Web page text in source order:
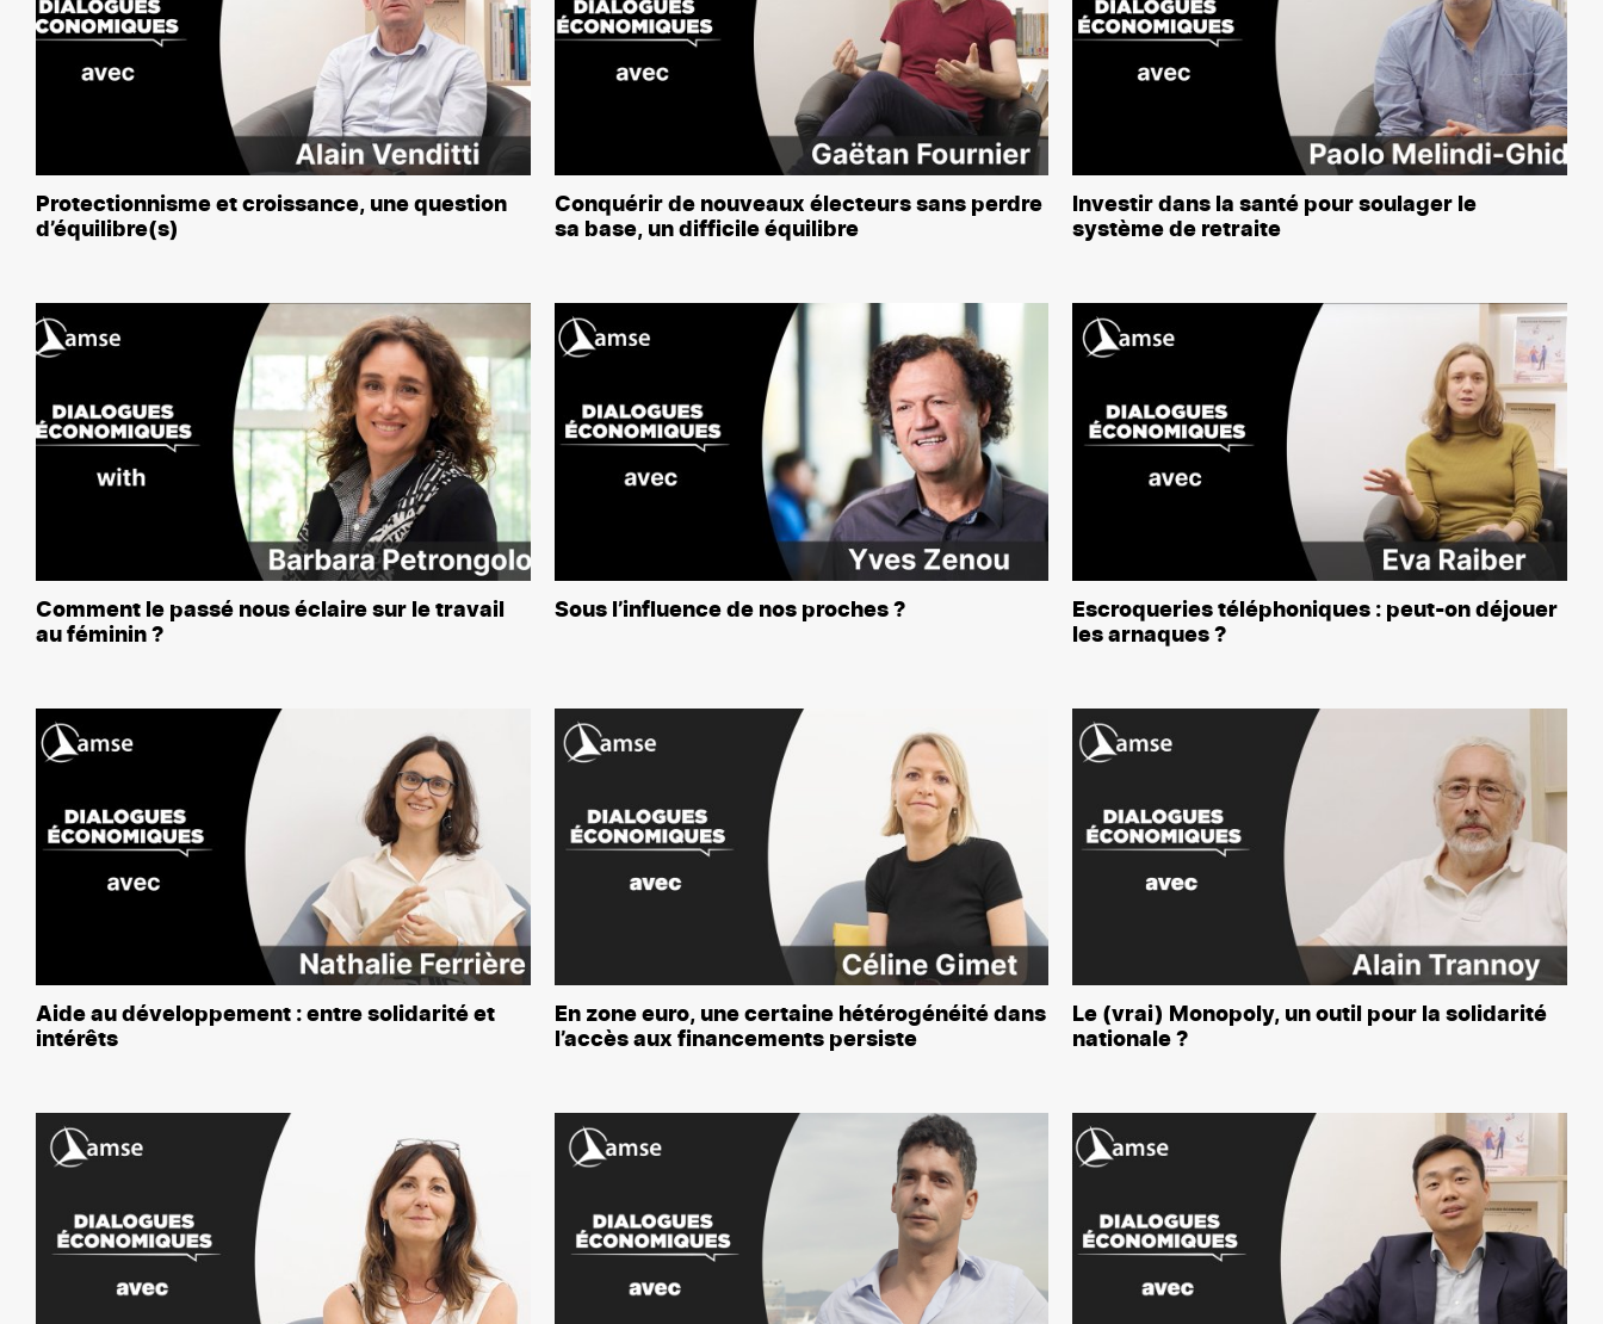
Protectionnisme et croissance, une question
d’équilibre(s)
Conquérir de nouveaux électeurs sans perdre
sa base, un difficile équilibre
Investir dans la santé pour soulager le
système de retraite
Comment le passé nous éclaire sur le travail
au féminin ?
Sous l’influence de nos proches ?
Escroqueries téléphoniques : peut-on déjouer
les arnaques ?
Aide au développement : entre solidarité et
intérêts
En zone euro, une certaine hétérogénéité dans
l’accès aux financements persiste
Le (vrai) Monopoly, un outil pour la solidarité
nationale ?